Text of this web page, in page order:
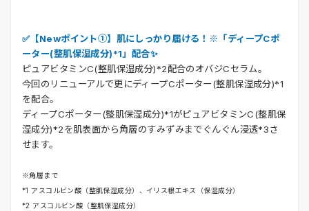
✅【Newポイント①】肌にしっかり届ける！※「ディープCポ
ーター(整肌保湿成分)*1」配合✨
ピュアビタミンC(整肌保湿成分)*2配合のオバジCセラム。
今回のリニューアルで更にディープCポーター(整肌保湿成分)*1
を配合。
ディープCポーター(整肌保湿成分)*1がピュアビタミンC(整肌保
湿成分)*2を肌表面から角層のすみずみまでぐんぐん浸透*3さ
せます。
※角層まで
*1 アスコルビン酸（整肌保湿成分）、イリス根エキス（保湿成分）
*2 アスコルビン酸（整肌保湿成分）